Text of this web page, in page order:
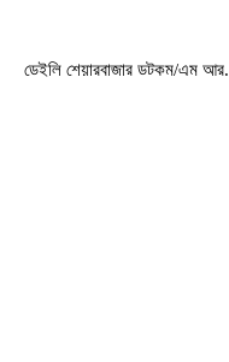
ডেইলি শেয়ারবাজার ডটকম/এম আর.